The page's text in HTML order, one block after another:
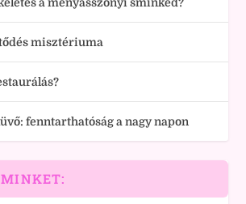
misztériuma
fenntarthatóság a nagy napon